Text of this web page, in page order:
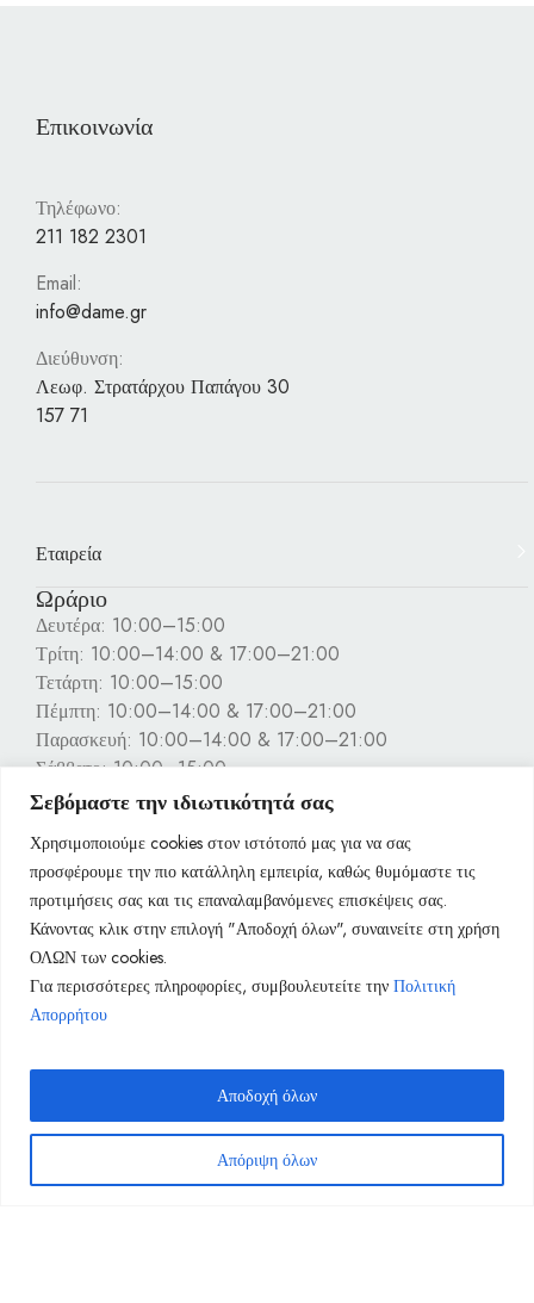
Σεβόμαστε την ιδιωτικότητά σας
Χρησιμοποιούμε cookies στον ιστότοπό μας για να σας
προσφέρουμε την πιο κατάλληλη εμπειρία, καθώς θυμόμαστε τις
προτιμήσεις σας και τις επαναλαμβανόμενες επισκέψεις σας.
Κάνοντας κλικ στην επιλογή "Αποδοχή όλων", συναινείτε στη χρήση
ΟΛΩΝ των cookies.
Για περισσότερες πληροφορίες, συμβουλευτείτε την Πολιτική
Απορρήτου
Απόριψη όλων
Αποδοχή όλων
Επικοινωνία
Τηλέφωνο:
211 182 2301
Email:
info@dame.gr
Διεύθυνση:
Λεωφ. Στρατάρχου Παπάγου 30
157 71
Εταιρεία
Ωράριο
Δευτέρα: 10:00–15:00
Τρίτη: 10:00–14:00 & 17:00–21:00
Τετάρτη: 10:00–15:00
Πέμπτη: 10:00–14:00 & 17:00–21:00
Παρασκευή: 10:00–14:00 & 17:00–21:00
Σάββατο: 10:00–15:00
Κυριακή: Κλειστά
Πληροφορίες
©inspired bylynx. All rights reserved.